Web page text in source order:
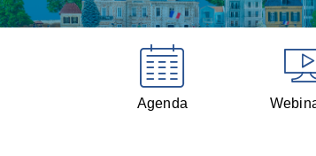
Agenda